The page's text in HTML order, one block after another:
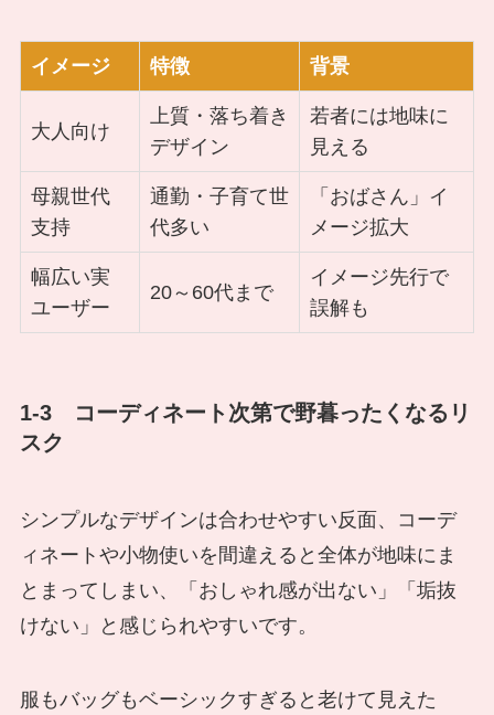
イメージ 特徴 背景
大人向け
上質・落ち着き
デザイン
若者には地味に
見える
母親世代
支持
通勤・子育て世
代多い
「おばさん」イ
メージ拡大
幅広い実
ユーザー
20～60代まで
イメージ先行で
誤解も
1-3 コーディネート次第で野暮ったくなるリ
スク
シンプルなデザインは合わせやすい反面、コーデ
ィネートや小物使いを間違えると全体が地味にま
とまってしまい、「おしゃれ感が出ない」「垢抜
けない」と感じられやすいです。
服もバッグもベーシックすぎると老けて見えた